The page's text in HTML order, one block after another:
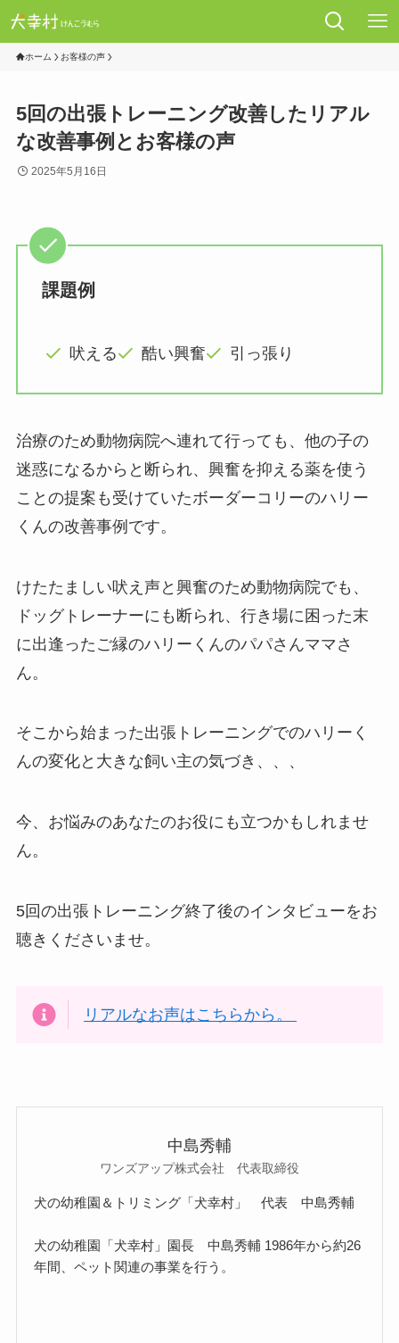
ホーム お客様の声
5回の出張トレーニング改善したリアル
な改善事例とお客様の声
2025年5月16日
課題例
吠える 酷い興奮 引っ張り
治療のため動物病院へ連れて行っても、他の子の
迷惑になるからと断られ、興奮を抑える薬を使う
ことの提案も受けていたボーダーコリーのハリー
くんの改善事例です。
けたたましい吠え声と興奮のため動物病院でも、
ドッグトレーナーにも断られ、行き場に困った末
に出逢ったご縁のハリーくんのパパさんママさ
ん。
そこから始まった出張トレーニングでのハリーく
んの変化と大きな飼い主の気づき、、、
今、お悩みのあなたのお役にも立つかもしれませ
ん。
5回の出張トレーニング終了後のインタビューをお
聴きくださいませ。
リアルなお声はこちらから。
中島秀輔
ワンズアップ株式会社 代表取締役
犬の幼稚園＆トリミング「犬幸村」 代表 中島秀輔
犬の幼稚園「犬幸村」園長 中島秀輔 1986年から約26
年間、ペット関連の事業を行う。